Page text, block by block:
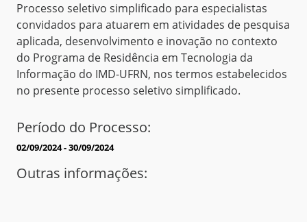
Processo seletivo simplificado para especialistas
convidados para atuarem em atividades de pesquisa
aplicada, desenvolvimento e inovação no contexto
do Programa de Residência em Tecnologia da
Informação do IMD-UFRN, nos termos estabelecidos
no presente processo seletivo simplificado.
Período do Processo:
02/09/2024 - 30/09/2024
Outras informações: